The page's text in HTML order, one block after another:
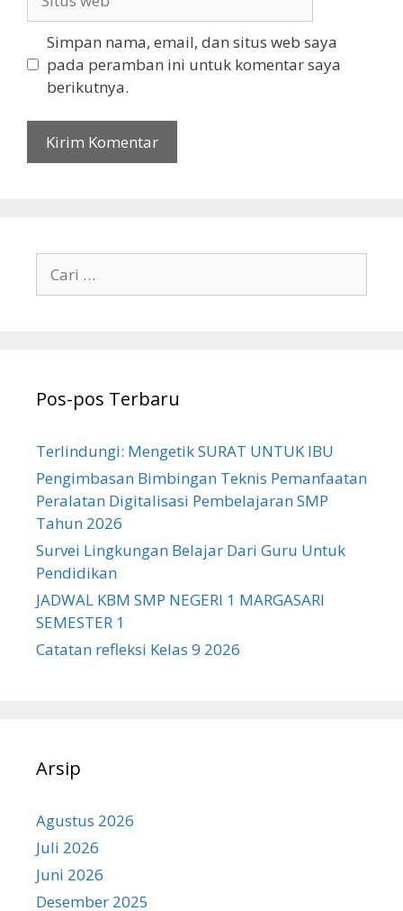
web
Simpan nama, email, dan situs web saya
pada peramban ini untuk komentar saya
berikutnya.
untuk:
Pos-pos Terbaru
Terlindungi: Mengetik SURAT UNTUK IBU
Pengimbasan Bimbingan Teknis Pemanfaatan
Peralatan Digitalisasi Pembelajaran SMP
Tahun 2026
Survei Lingkungan Belajar Dari Guru Untuk
Pendidikan
JADWAL KBM SMP NEGERI 1 MARGASARI
SEMESTER 1
Catatan refleksi Kelas 9 2026
Arsip
Agustus 2026
Juli 2026
Juni 2026
Desember 2025